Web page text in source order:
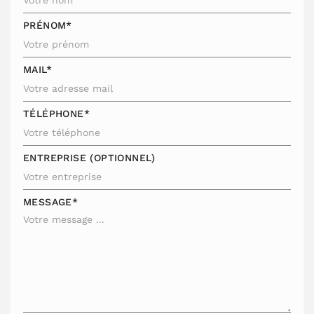
PRÉNOM*
MAIL*
TÉLÉPHONE*
ENTREPRISE (OPTIONNEL)
MESSAGE*